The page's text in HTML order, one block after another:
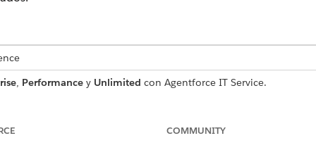
, Performancey Unlimited con Agentforce IT Service.
con la plantilla.
COMMUNITY